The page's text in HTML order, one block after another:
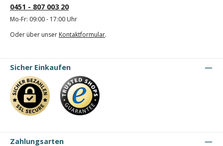
0451 - 807 003 20
Mo-Fr: 09:00 - 17:00 Uhr
Oder über unser Kontaktformular.
Sicher Einkaufen
Zahlungsarten